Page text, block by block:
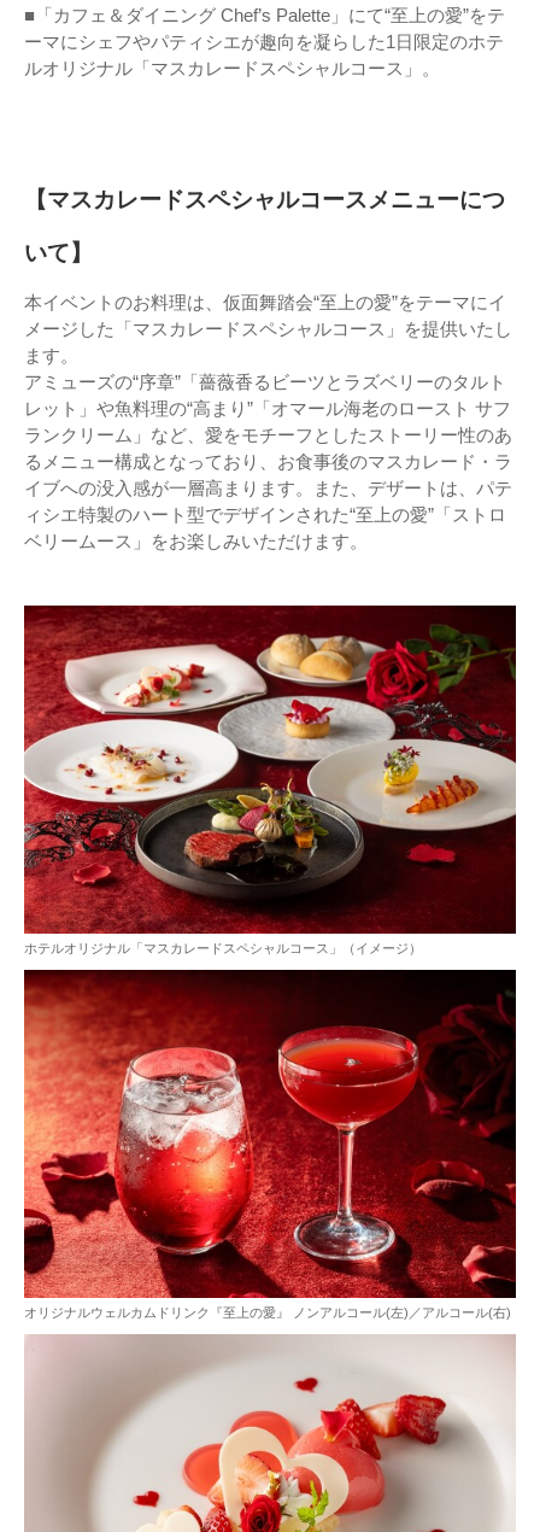
■「カフェ＆ダイニング Chef’s Palette」にて“至上の愛”をテ
ーマにシェフやパティシエが趣向を凝らした1日限定のホテ
ルオリジナル「マスカレードスペシャルコース」。
【マスカレードスペシャルコースメニューにつ
いて】
本イベントのお料理は、仮面舞踏会“至上の愛”をテーマにイ
メージした「マスカレードスペシャルコース」を提供いたし
ます。
アミューズの“序章”「薔薇香るビーツとラズベリーのタルト
レット」や魚料理の“高まり”「オマール海老のロースト サフ
ランクリーム」など、愛をモチーフとしたストーリー性のあ
るメニュー構成となっており、お食事後のマスカレード・ラ
イブへの没入感が一層高まります。また、デザートは、パテ
ィシエ特製のハート型でデザインされた“至上の愛”「ストロ
ベリームース」をお楽しみいただけます。
ホテルオリジナル「マスカレードスペシャルコース」（イメージ）
オリジナルウェルカムドリンク『至上の愛』 ノンアルコール(左)／アルコール(右)